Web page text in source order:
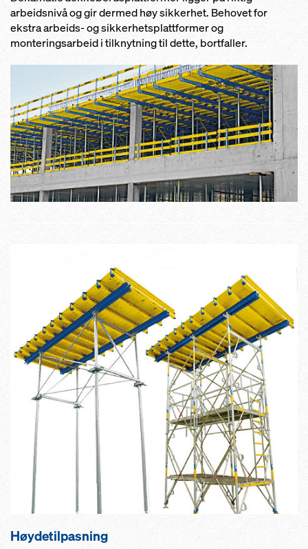
arbeidsnivå og gir dermed høy sikkerhet. Behovet for
ekstra arbeids- og sikkerhetsplattformer og
monteringsarbeid i tilknytning til dette, bortfaller.
Høydetilpasning